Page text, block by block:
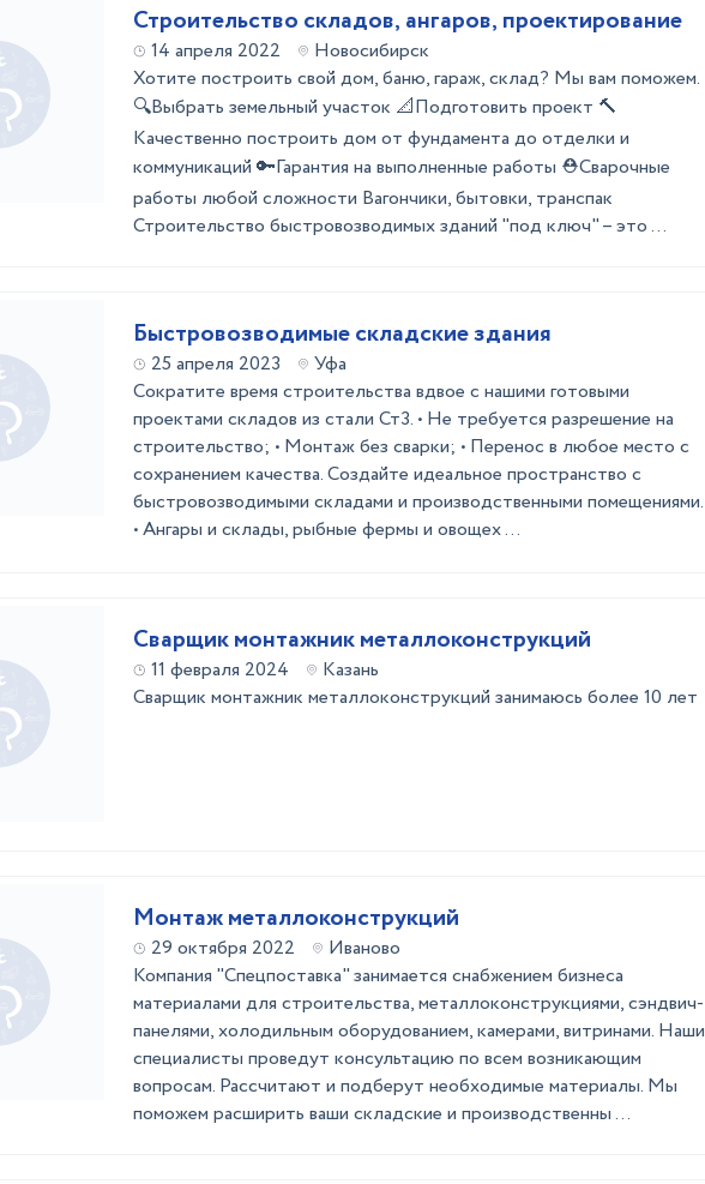
Строительство складов, ангаров, проектирование
14 апреля 2022
Новосибирск
Хотите построить свой дом, баню, гараж, склад? Мы вам поможем.
🔍Выбрать земельный участок 📐Подготовить проект 🔨
Качественно построить дом от фундамента до отделки и
коммуникаций 🔑Гарантия на выполненные работы ⛑Сварочные
работы любой сложности Вагончики, бытовки, транспак
Строительство быстровозводимых зданий "под ключ" – это ...
Быстровозводимые складские здания
25 апреля 2023
Уфа
Сократите время строительства вдвое с нашими готовыми
проектами складов из стали Ст3. • Не требуется разрешение на
строительство; • Монтаж без сварки; • Перенос в любое место с
сохранением качества. Создайте идеальное пространство с
быстровозводимыми складами и производственными помещениями.
• Ангары и склады, рыбные фермы и овощех ...
Сварщик монтажник металлоконструкций
11 февраля 2024
Казань
Сварщик монтажник металлоконструкций занимаюсь более 10 лет
Монтаж металлоконструкций
29 октября 2022
Иваново
Компания "Спецпоставка" занимается снабжением бизнеса
материалами для строительства, металлоконструкциями, сэндвич-
панелями, холодильным оборудованием, камерами, витринами. Наши
специалисты проведут консультацию по всем возникающим
вопросам. Рассчитают и подберут необходимые материалы. Мы
поможем расширить ваши складские и производственны ...